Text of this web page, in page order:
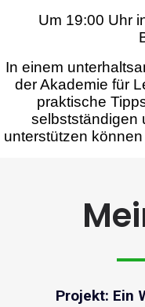
Um 19:00 Uhr
In einem
der Akademie für
praktische
selbstständigen
unterstützen
Projekt: Ein